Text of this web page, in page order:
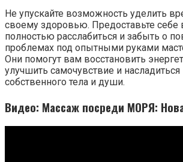
Не упускайте возможность уделить
своему здоровью. Предоставьте себе
полностью расслабиться и забыть о
проблемах под опытными руками
Они помогут вам восстановить
улучшить самочувствие и
собственного тела и души.
Видео: Массаж посреди МОРЯ: